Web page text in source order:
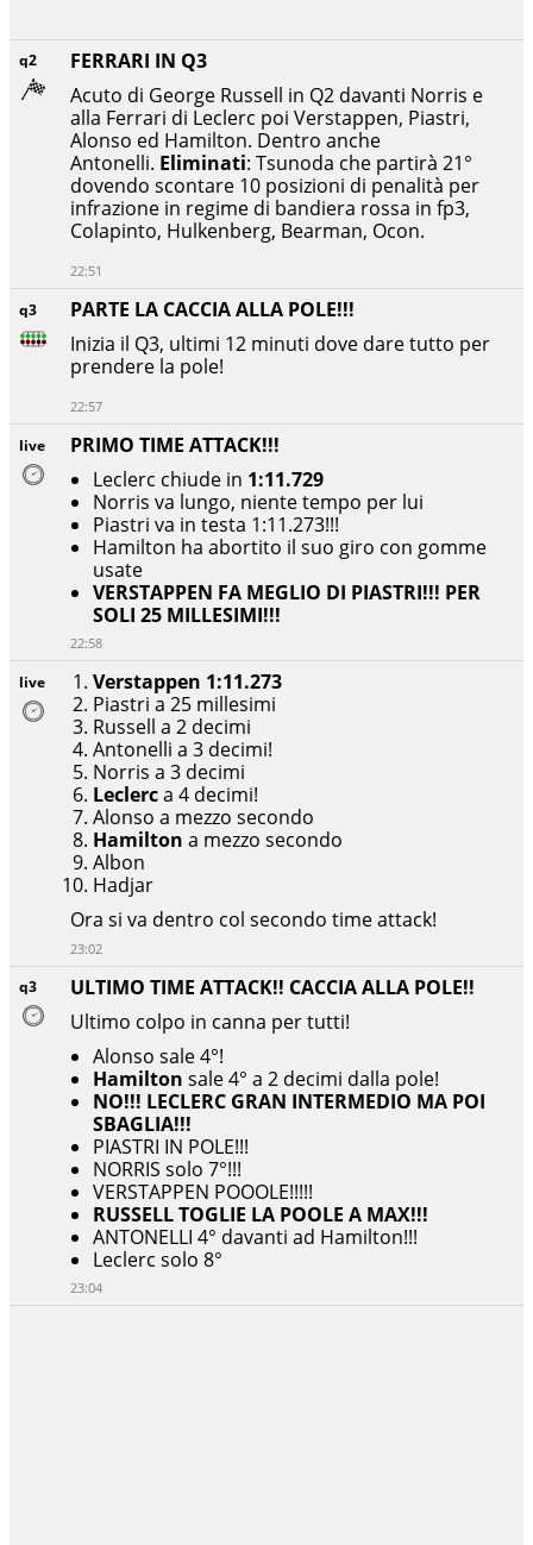
q3
ULTIMO TIME ATTACK!! CACCIA ALLA POLE!!
Ultimo colpo in canna per tutti!
Alonso sale 4°!
Hamilton sale 4° a 2 decimi dalla pole!
NO!!! LECLERC GRAN INTERMEDIO MA POI
SBAGLIA!!!
PIASTRI IN POLE!!!
NORRIS solo 7°!!!
VERSTAPPEN POOOLE!!!!!
RUSSELL TOGLIE LA POOLE A MAX!!!
ANTONELLI 4° davanti ad Hamilton!!!
Leclerc solo 8°
23:04
live
Verstappen 1:11.273
Piastri a 25 millesimi
Russell a 2 decimi
Antonelli a 3 decimi!
Norris a 3 decimi
Leclerca 4 decimi!
Alonso a mezzo secondo
Hamilton a mezzo secondo
Albon
Hadjar
Ora si va dentro col secondo time attack!
23:02
live
PRIMO TIME ATTACK!!!
Leclerc chiude in 1:11.729
Norris va lungo, niente tempo per lui
Piastri va in testa 1:11.273!!!
Hamilton ha abortito il suo giro con gomme
usate
VERSTAPPEN FA MEGLIO DI PIASTRI!!! PER
SOLI 25 MILLESIMI!!!
22:58
q3
PARTE LA CACCIA ALLA POLE!!!
Inizia il Q3, ultimi 12 minuti dove dare tutto per
prendere la pole!
22:57
q2
FERRARI IN Q3
Acuto di George Russell in Q2 davanti Norris e
alla Ferrari di Leclerc poi Verstappen, Piastri,
Alonso ed Hamilton. Dentro anche
Antonelli. Eliminati: Tsunoda che partirà 21°
dovendo scontare 10 posizioni di penalità per
infrazione in regime di bandiera rossa in fp3,
Colapinto, Hulkenberg, Bearman, Ocon.
22:51